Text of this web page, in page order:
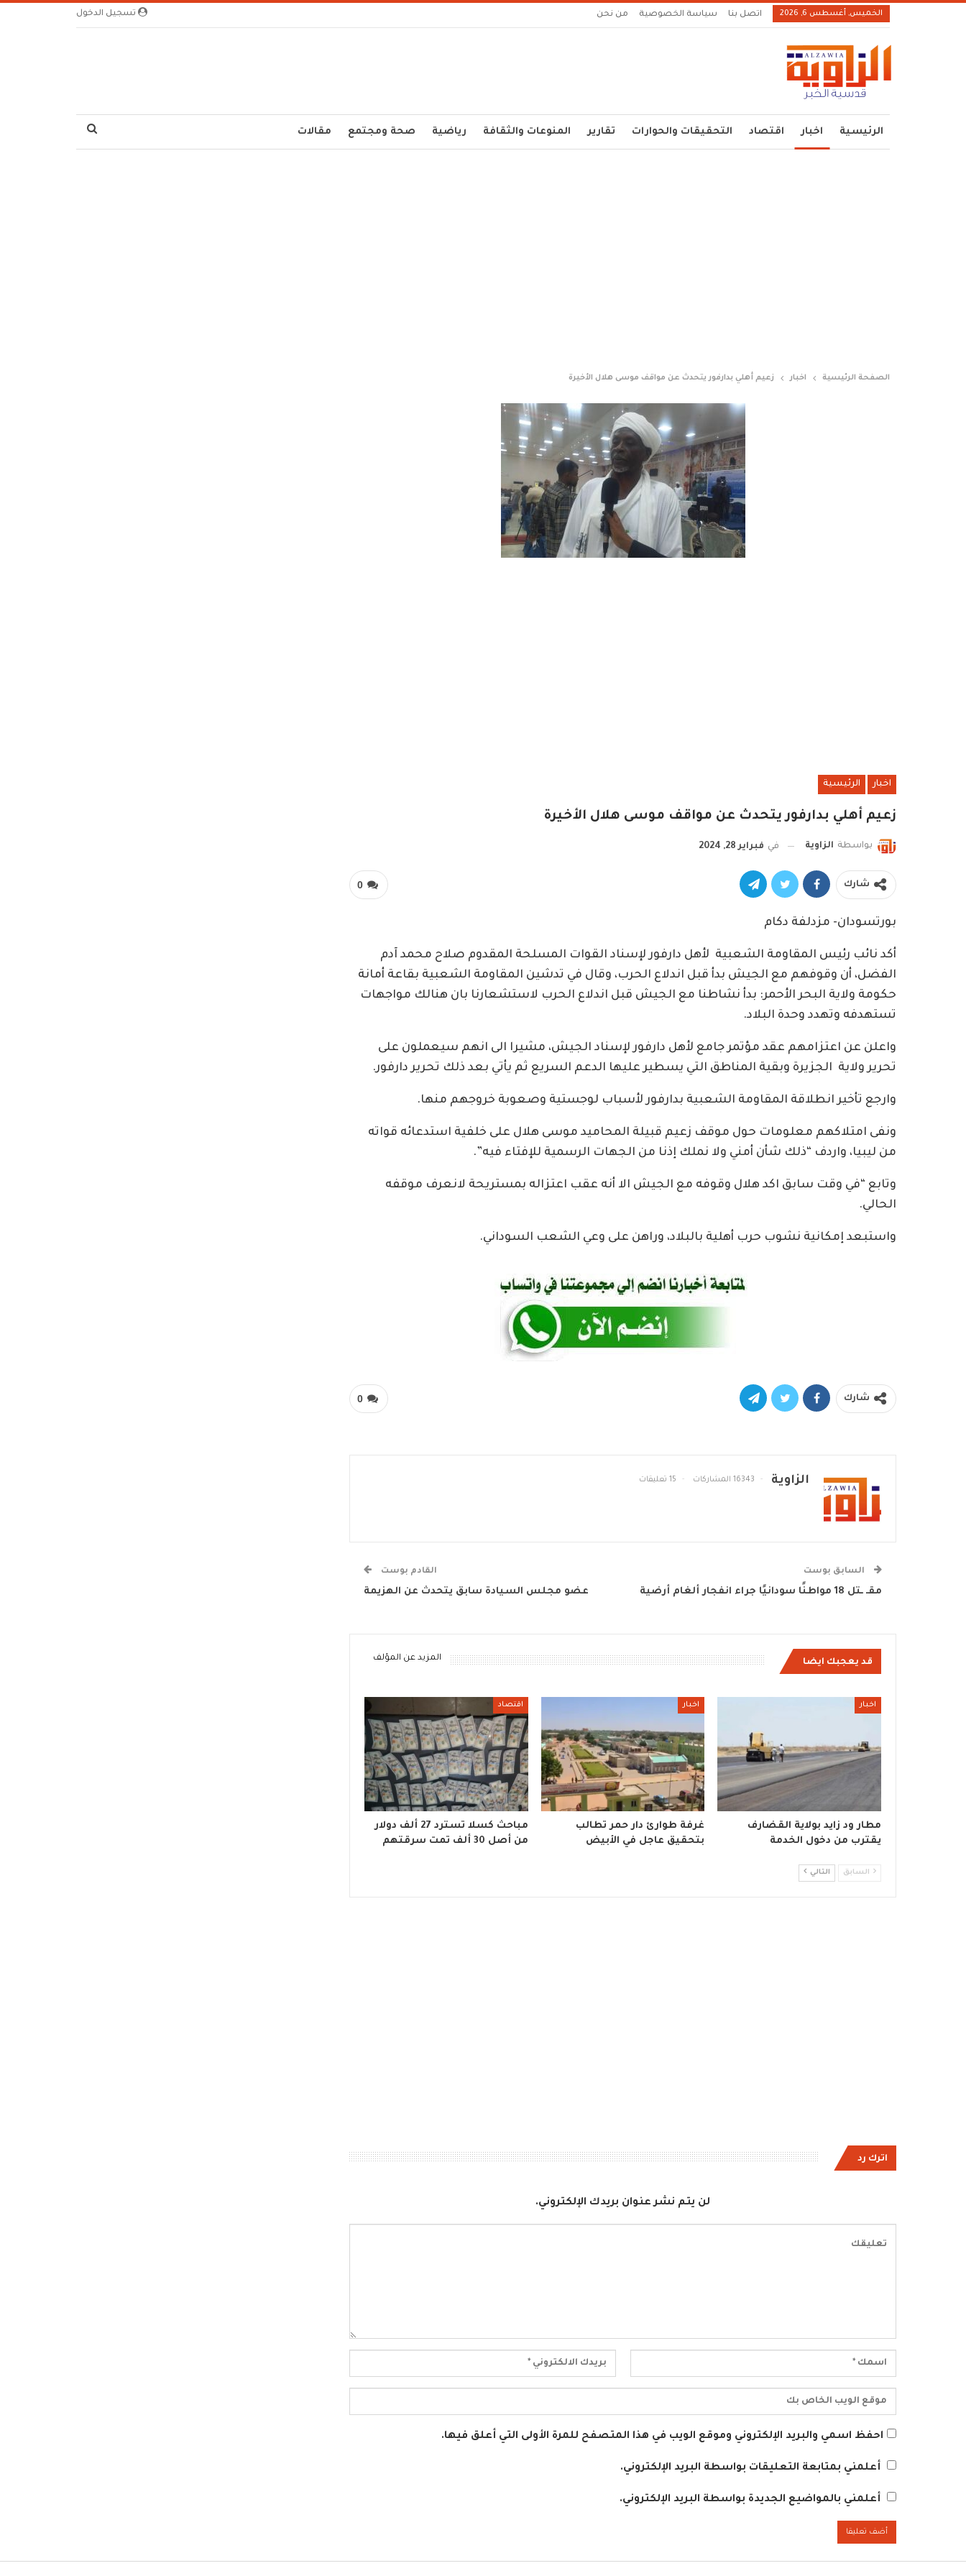
تسجيل الدخول الخميس, أغسطس 6, 2026 اتصل بنا سياسة الخصوصية من نحن
الرئيسية اخبار اقتصاد التحقيقات والحوارات تقارير المنوعات والثقافة رياضية صحة ومجتمع مقالات
الصفحة الرئيسية اخبار زعيم أهلي بدارفور يتحدث عن مواقف موسى هلال الأخيرة
اخبار الرئيسية
زعيم أهلي بدارفور يتحدث عن مواقف موسى هلال الأخيرة
بواسطة الزاوية في فبراير 28, 2024
0 شارك
بورتسودان- مزدلفة دكام
أكد نائب رئيس المقاومة الشعبية لأهل دارفور لإسناد القوات المسلحة المقدوم صلاح محمد آدم
الفضل، أن وقوفهم مع الجيش بدأ قبل اندلاع الحرب، وقال في تدشين المقاومة الشعبية بقاعة أمانة
حكومة ولاية البحر الأحمر: بدأ نشاطنا مع الجيش قبل اندلاع الحرب لاستشعارنا بان هنالك مواجهات
تستهدفه وتهدد وحدة البلاد.
واعلن عن اعتزامهم عقد مؤتمر جامع لأهل دارفور لإسناد الجيش، مشيرا الى انهم سيعملون على
تحرير ولاية الجزيرة وبقية المناطق التي يسطير عليها الدعم السريع ثم يأتي بعد ذلك تحرير دارفور.
وارجع تأخير انطلاقة المقاومة الشعبية بدارفور لأسباب لوجستية وصعوبة خروجهم منها.
ونفى امتلاكهم معلومات حول موقف زعيم قبيلة المحاميد موسى هلال على خلفية استدعائه قواته
من ليبيا، واردف “ذلك شأن أمني ولا نملك إذنا من الجهات الرسمية للإفتاء فيه”.
وتابع “في وقت سابق اكد هلال وقوفه مع الجيش الا أنه عقب اعتزاله بمستريحة لانعرف موقفه
الحالي.
واستبعد إمكانية نشوب حرب أهلية بالبلاد، وراهن على وعي الشعب السوداني.
0 شارك
الزاوية 16343 المشاركات 15 تعليقات
السابق بوست
مقـ ـتل 18 مواطنًا سودانيًا جراء انفجار ألغام أرضية
القادم بوست
عضو مجلس السيادة سابق يتحدث عن الهزيمة
قد يعجبك ايضا المزيد عن المؤلف
اخبار
مطار ود زايد بولاية القضارف
يقترب من دخول الخدمة
اخبار
غرفة طوارئ دار حمر تطالب
بتحقيق عاجل في الأبيض
اقتصاد
مباحث كسلا تسترد 27 ألف دولار
من أصل 30 ألف تمت سرقتهم
السابق التالي
اترك رد
لن يتم نشر عنوان بريدك الإلكتروني.
احفظ اسمي والبريد الإلكتروني وموقع الويب في هذا المتصفح للمرة الأولى التي أعلق فيها.
أعلمني بمتابعة التعليقات بواسطة البريد الإلكتروني.
أعلمني بالمواضيع الجديدة بواسطة البريد الإلكتروني.